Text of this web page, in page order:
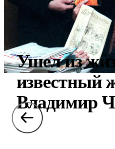
Ушел из
известный
Владимир